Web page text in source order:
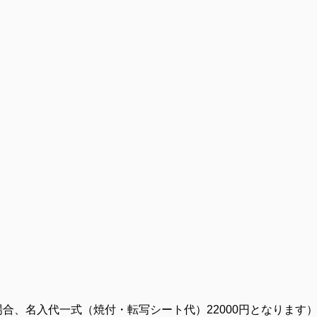
、名入代一式（焼付・転写シート代）22000円となります）